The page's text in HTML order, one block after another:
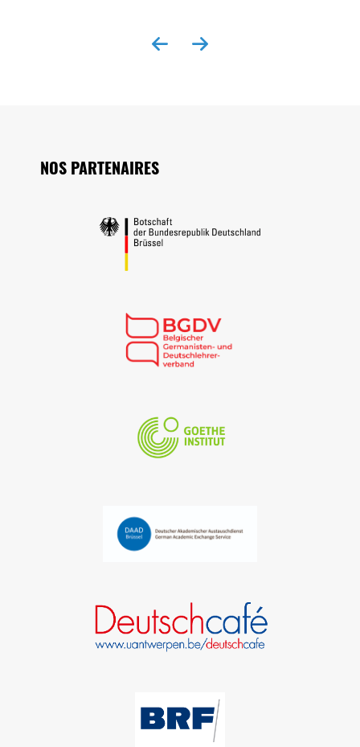
NOS PARTENAIRES